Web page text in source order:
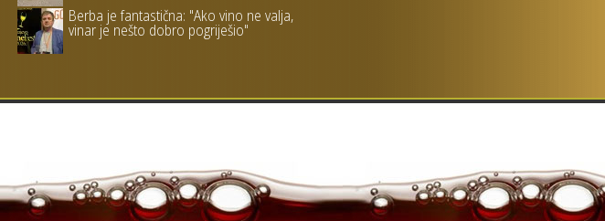
Berba je fantastična: "Ako vino ne valja,
vinar je nešto dobro pogriješio"